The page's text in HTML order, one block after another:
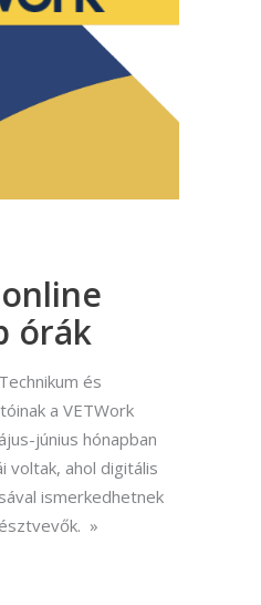
órák
és
a VETWork
június hónapban
voltak, ahol digitális
ismerkedhetnek